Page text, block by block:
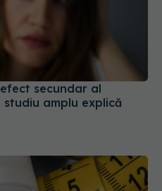
secundar al
studiu amplu explică